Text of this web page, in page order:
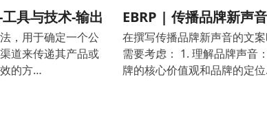
具与技术-输出
，用于确定一个公
道来传递其产品或
的方…
EBRP | 传播品牌新声
在撰写传播品牌新声音的文
需要考虑： 1. 理解品牌声音
牌的核心价值观和品牌的定